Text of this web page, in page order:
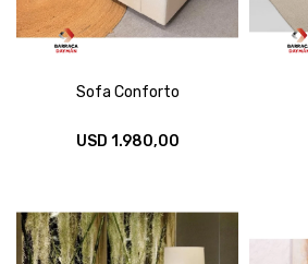
Sofa Conforto
USD 1.980,00